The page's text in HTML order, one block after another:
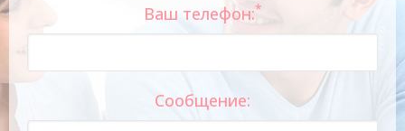
Ваш телефон:*
Сообщение: